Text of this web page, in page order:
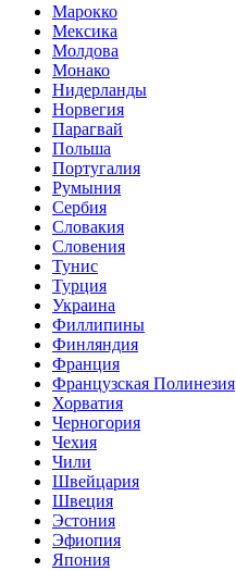
Марокко
Мексика
Молдова
Монако
Нидерланды
Норвегия
Парагвай
Польша
Португалия
Румыния
Сербия
Словакия
Словения
Тунис
Турция
Украина
Филлипины
Финляндия
Франция
Французская Полинезия
Хорватия
Черногория
Чехия
Чили
Швейцария
Швеция
Эстония
Эфиопия
Япония